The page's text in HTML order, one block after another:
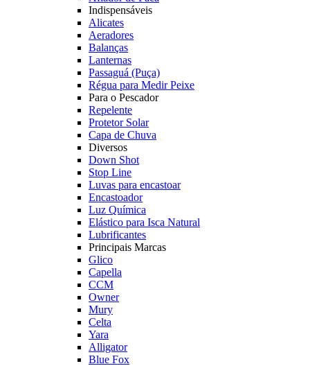
Indispensáveis
Alicates
Aeradores
Balanças
Lanternas
Passaguá (Puça)
Régua para Medir Peixe
Para o Pescador
Repelente
Protetor Solar
Capa de Chuva
Diversos
Down Shot
Stop Line
Luvas para encastoar
Encastoador
Luz Química
Elástico para Isca Natural
Lubrificantes
Principais Marcas
Glico
Capella
CCM
Owner
Mury
Celta
Yara
Alligator
Blue Fox